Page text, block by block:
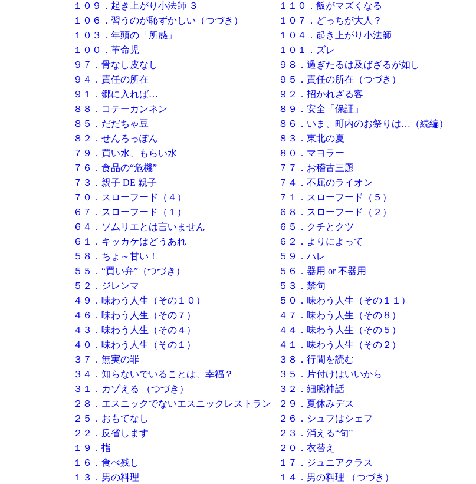
１０９．起き上がり小法師 ３
１１０．飯がマズくなる
１０６．習うのが恥ずかしい（つづき）
１０７．どっちが大人？
１０３．年頭の「所感」
１０４．起き上がり小法師
１００．革命児
１０１．ズレ
９７．骨なし皮なし
９８．過ぎたるは及ばざるが如し
９４．責任の所在
９５．責任の所在（つづき）
９１．郷に入れば…
９２．招かれざる客
８８．コテーカンネン
８９．安全「保証」
８５．だだちゃ豆
８６．いま、町内のお祭りは…（続編）
８２．せんろっぽん
８３．東北の夏
７９．買い水、もらい水
８０．マヨラー
７６．食品の“危機”
７７．お稽古三題
７３．親子 DE 親子
７４．不屈のライオン
７０．スローフード（４）
７１．スローフード（５）
６７．スローフード（１）
６８．スローフード（２）
６４．ソムリエとは言いません
６５．クチとクツ
６１．キッカケはどうあれ
６２．よりによって
５８．ちょ～甘い！
５９．ハレ
５５．“買い弁”（つづき）
５６．器用 or 不器用
５２．ジレンマ
５３．禁句
４９．味わう人生（その１０）
５０．味わう人生（その１１）
４６．味わう人生（その７）
４７．味わう人生（その８）
４３．味わう人生（その４）
４４．味わう人生（その５）
４０．味わう人生（その１）
４１．味わう人生（その２）
３７．無実の罪
３８．行間を読む
３４．知らないでいることは、幸福？
３５．片付けはいいから
３１．カゾえる （つづき）
３２．細腕神話
２８．エスニックでないエスニックレストラン
２９．夏休みデス
２５．おもてなし
２６．シュフはシェフ
２２．反省します
２３．消える“旬”
１９．指
２０．衣替え
１６．食べ残し
１７．ジュニアクラス
１３．男の料理
１４．男の料理 （つづき）